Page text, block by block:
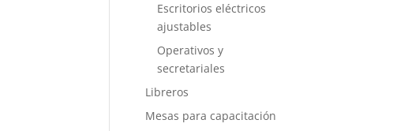
Escritorios eléctricos
ajustables
Operativos y
secretariales
Libreros
Mesas para capacitación